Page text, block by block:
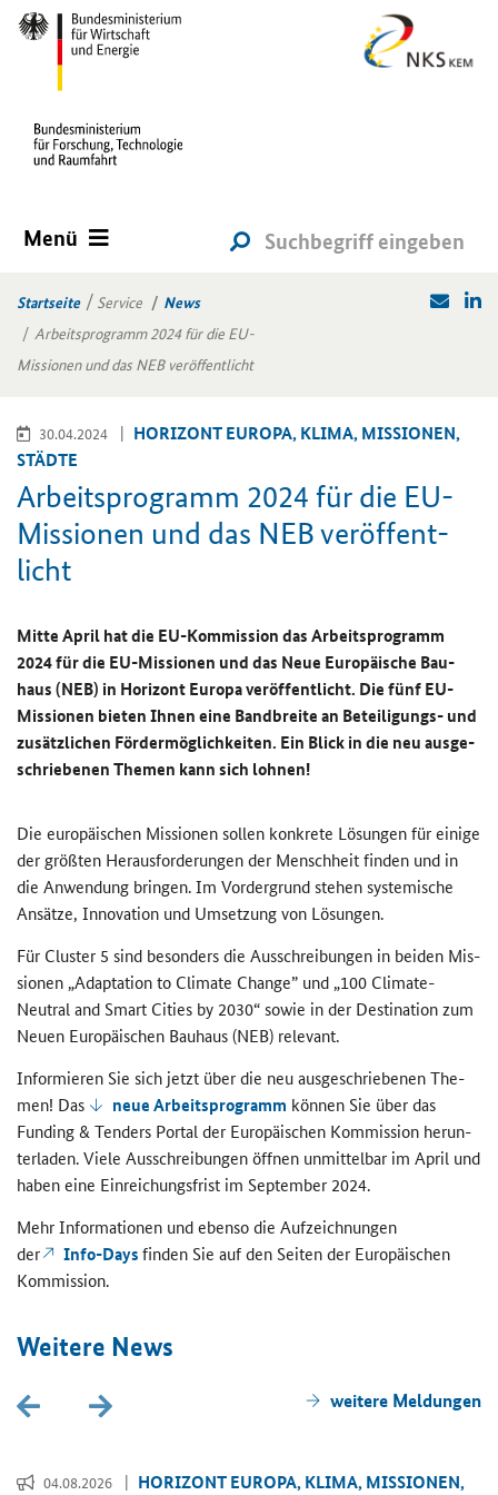
Menü
Startseite Service
News
Arbeitsprogramm 2024 für die EU-
Missionen und das NEB veröffentlicht
30.04.2024
HO­RI­ZONT EU­RO­PA, KLIMA, MIS­SIO­NEN,
STÄD­TE
Ar­beits­pro­gramm 2024 für die EU-​
Missionen und das NEB ver­öf­fent­
licht
Mitte April hat die EU-​Kommission das Ar­beits­pro­gramm
2024 für die EU-​Missionen und das Neue Eu­ro­päi­sche Bau­
haus (NEB) in Ho­ri­zont Eu­ro­pa ver­öf­fent­licht. Die fünf EU-​
Missionen bie­ten Ihnen eine Band­brei­te an Beteiligungs-​ und
zu­sätz­li­chen För­der­mög­lich­kei­ten. Ein Blick in die neu aus­ge­
schrie­be­nen The­men kann sich loh­nen!
Die eu­ro­päi­schen Mis­sio­nen sol­len kon­kre­te Lö­sun­gen für ei­ni­ge
der größ­ten Her­aus­for­de­run­gen der Mensch­heit fin­den und in
die An­wen­dung brin­gen. Im Vor­der­grund ste­hen sys­te­mi­sche
An­sät­ze, In­no­va­ti­on und Um­set­zung von Lö­sun­gen.
Für Cluster 5 sind be­son­ders die Aus­schrei­bun­gen in bei­den Mis­
sio­nen „Adaptation to Climate Change” und „100 Climate-
Neutral and Smart Cities by 2030“ sowie in der Destinationzum
Neuen Eu­ro­päi­schen Bau­haus (NEB) re­le­vant.
In­for­mie­ren Sie sich jetzt über die neu aus­ge­schrie­be­nen The­
men! Das
neue Ar­beits­pro­gramm kön­nen Sie über das
Funding & Tenders Portalder Eu­ro­päi­schen Kom­mis­si­on her­un­
ter­la­den. Viele Aus­schrei­bun­gen öff­nen un­mit­tel­bar im April und
haben eine Ein­rei­chungs­frist im Sep­tem­ber 2024.
Mehr In­for­ma­tio­nen und eben­so die Auf­zeich­nun­gen
der
Info-Daysfin­den Sie auf den Sei­ten der Eu­ro­päi­schen
Kom­mis­si­on.
Wei­te­re News
wei­te­re Mel­dun­gen
04.08.2026 HO­RI­ZONT EU­RO­PA, KLIMA, MIS­SIO­NEN,